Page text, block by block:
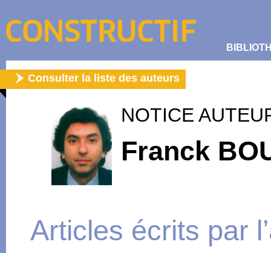
Consulter la liste des auteurs
NOTICE
Franck
Articles écrits par